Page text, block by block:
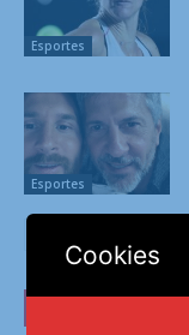
Esportes
Esportes
Cookies